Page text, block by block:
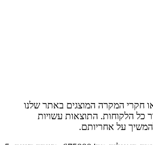
חקרי המקרה המוצגים באתר שלנו
כל הלקוחות. התוצאות עשויות
על אחריותם.